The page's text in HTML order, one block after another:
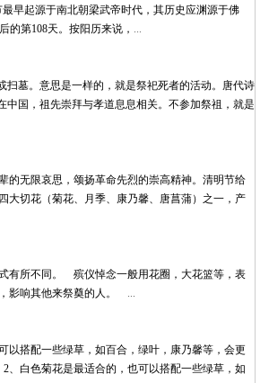
早起源于南北朝梁武帝时代，其历史应渊源于佛
第108天。按阳历来说， ...
扫墓。意思是一样的，就是祭祀死者的活动。唐代诗
中国，祖先崇拜与孝道息息相关。不参加祭祖，就是
的无限哀思，颂扬革命先烈的崇高精神。清明节给
大切花（菊花、月季、康乃馨、唐菖蒲）之一，产
有所不同。 殡仪悼念一般用花圈，大花篮等，表
影响其他来祭奠的人。 ...
以搭配一些绿草，如百合，绿叶，康乃馨等，会更
、白色菊花是最适合的，也可以搭配一些绿草，如